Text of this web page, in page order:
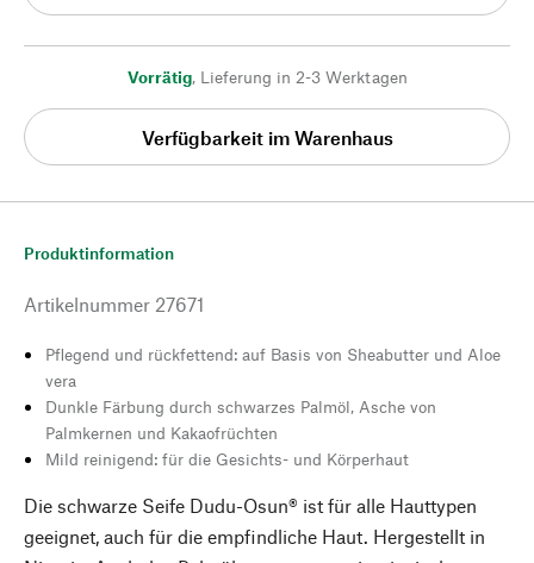
Vorrätig, Lieferung in 2-3 Werktagen
Verfügbarkeit im Warenhaus
Produktinformation
Artikelnummer 27671
Pflegend und rückfettend: auf Basis von Sheabutter und Aloe
vera
Dunkle Färbung durch schwarzes Palmöl, Asche von
Palmkernen und Kakaofrüchten
Mild reinigend: für die Gesichts- und Körperhaut
Die schwarze Seife Dudu-Osun® ist für alle Hauttypen
geeignet, auch für die empfindliche Haut. Hergestellt in